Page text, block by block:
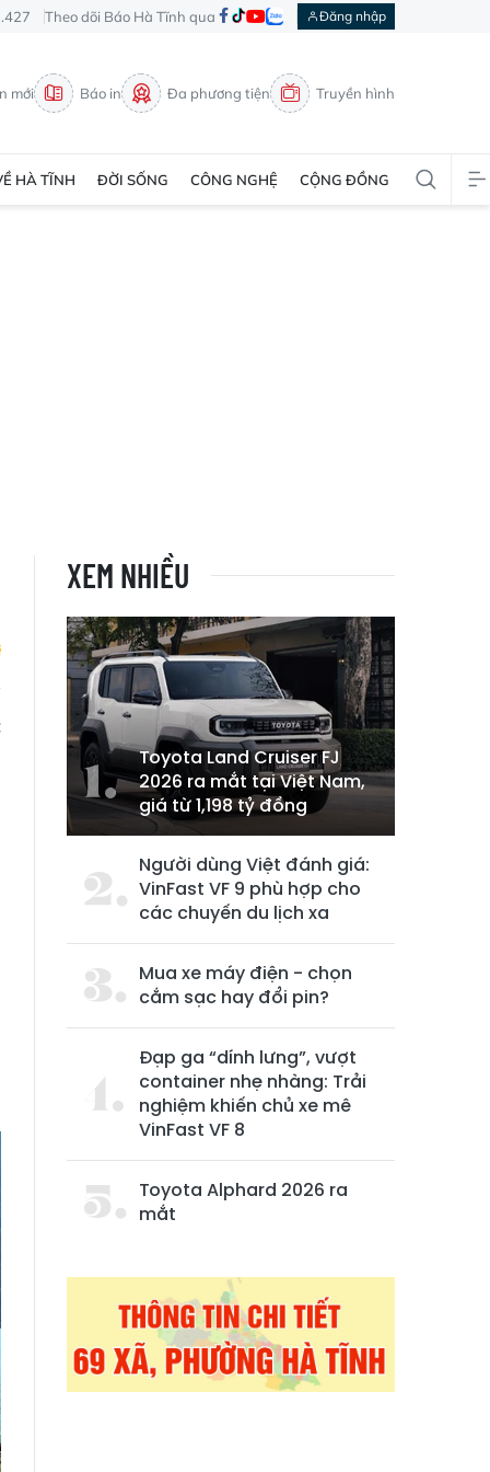
Theo dõi Báo Hà Tĩnh qua Đăng nhập
mới Báo in Đa phương tiện Truyền hình
HÀ TĨNH ĐỜI SỐNG CÔNG NGHỆ CỘNG ĐỒNG
XEM NHIỀU
Toyota Land Cruiser FJ
2026 ra mắt tại Việt Nam,
giá từ 1,198 tỷ đồng
Người dùng Việt đánh giá:
VinFast VF 9 phù hợp cho
các chuyến du lịch xa
Mua xe máy điện - chọn
cắm sạc hay đổi pin?
Đạp ga “dính lưng”, vượt
container nhẹ nhàng: Trải
nghiệm khiến chủ xe mê
VinFast VF 8
Toyota Alphard 2026 ra
mắt